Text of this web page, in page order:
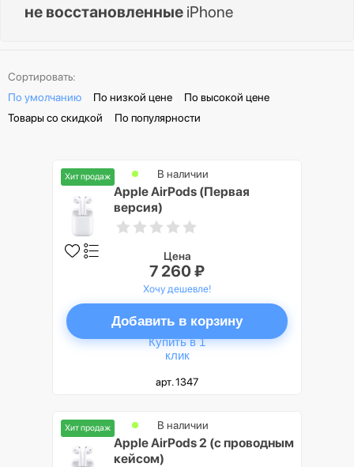
не восстановленные iPhone
Сортировать:
По умолчанию
По низкой цене
По высокой цене
Товары со скидкой
По популярности
Хит продаж
Apple AirPods (Первая
версия)
В наличии
Цена
7 260 ₽
Хочу дешевле!
Добавить в корзину
Купить в 1
клик
арт. 1347
Хит продаж
Apple AirPods 2 (с проводным
кейсом)
В наличии